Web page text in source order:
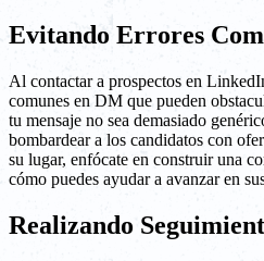
Evitando Errores
Al contactar a prospectos en
comunes en DM que pueden
tu mensaje no sea demasiado
bombardear a los candidatos con
su lugar, enfócate en construir una
cómo puedes ayudar a avanzar en
Realizando